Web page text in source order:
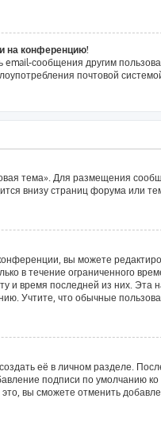
на конференцию!
email-сообщения другим
почтовой
тема». Для размещения
внизу страниц форума или
вы можете
в течение ограниченного
и время последней из них.
Учтите, что обычные
её в личном разделе.
подписи по умолчанию
вы сможете отменить